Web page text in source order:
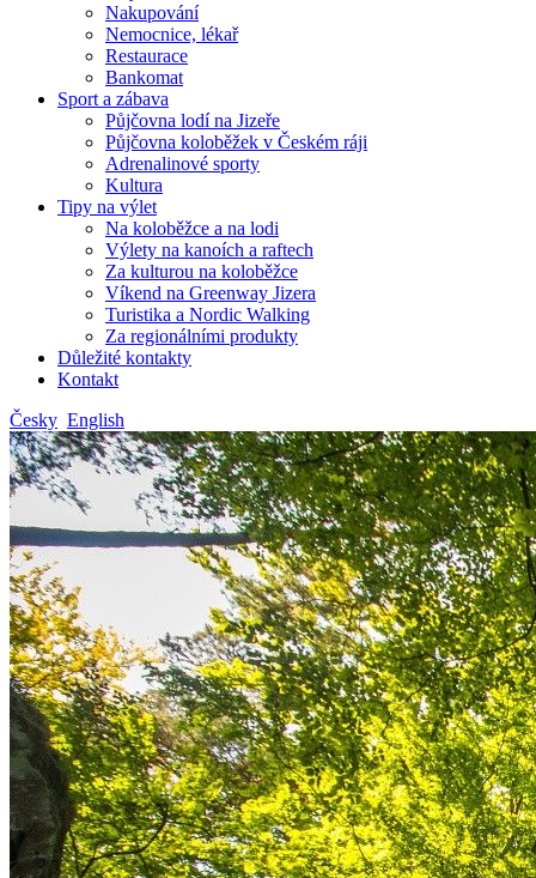
Nakupování
Nemocnice, lékař
Restaurace
Bankomat
Sport a zábava
Půjčovna lodí na Jizeře
Půjčovna koloběžek v Českém ráji
Adrenalinové sporty
Kultura
Tipy na výlet
Na koloběžce a na lodi
Výlety na kanoích a raftech
Za kulturou na koloběžce
Víkend na Greenway Jizera
Turistika a Nordic Walking
Za regionálními produkty
Důležité kontakty
Kontakt
Česky English